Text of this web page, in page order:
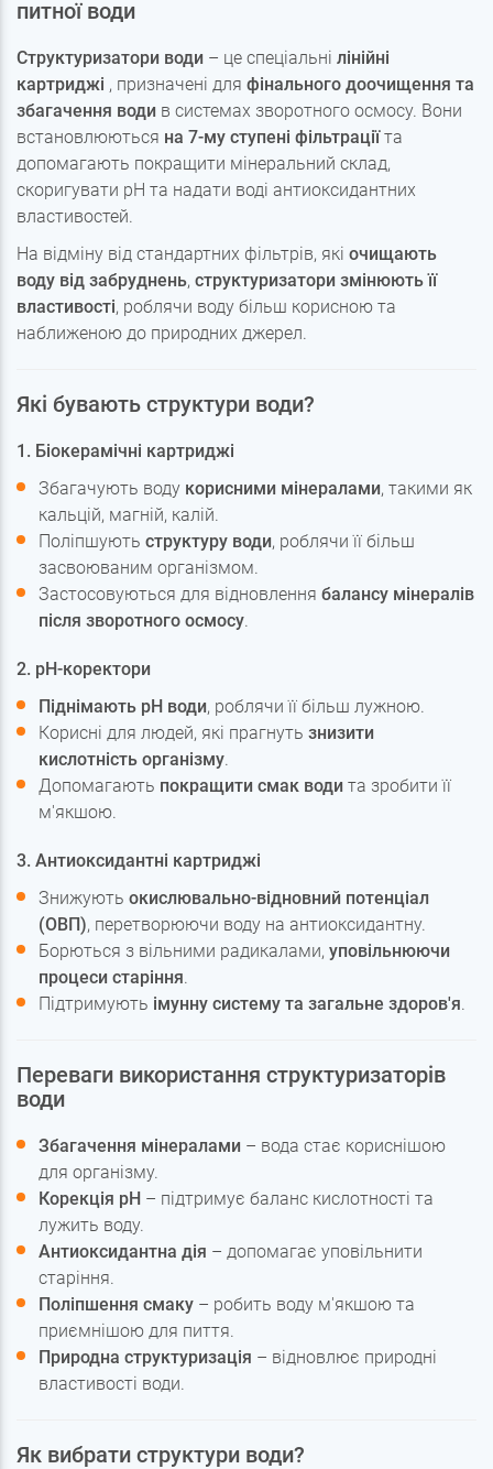
питної води
Структуризатори води – це спеціальні лінійні
картриджі , призначені для фінального доочищення та
збагачення води в системах зворотного осмосу. Вони
встановлюються на 7-му ступені фільтраціїта
допомагають покращити мінеральний склад,
скоригувати pH та надати воді антиоксидантних
властивостей.
На відміну від стандартних фільтрів, які очищають
воду від забруднень, структуризатори змінюють її
властивості, роблячи воду більш корисною та
наближеною до природних джерел.
Які бувають структури води?
1. Біокерамічні картриджі
Збагачують воду корисними мінералами, такими як
кальцій, магній, калій.
Поліпшують структуру води, роблячи її більш
засвоюваним організмом.
Застосовуються для відновлення балансу мінералів
після зворотного осмосу.
2. pH-коректори
Піднімають pH води, роблячи її більш лужною.
Корисні для людей, які прагнуть знизити
кислотність організму.
Допомагають покращити смак води та зробити її
м'якшою.
3. Антиоксидантні картриджі
Знижують окислювально-відновний потенціал
(ОВП), перетворюючи воду на антиоксидантну.
Борються з вільними радикалами, уповільнюючи
процеси старіння.
Підтримують імунну систему та загальне здоров'я.
Переваги використання структуризаторів
води
Збагачення мінералами – вода стає кориснішою
для організму.
Корекція pH – підтримує баланс кислотності та
лужить воду.
Антиоксидантна дія – допомагає уповільнити
старіння.
Поліпшення смаку – робить воду м'якшою та
приємнішою для пиття.
Природна структуризація – відновлює природні
властивості води.
Як вибрати структури води?